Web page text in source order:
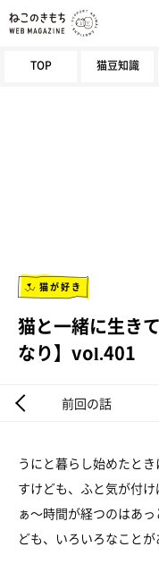
TOP 猫豆知識
猫が好き
猫と一緒に生き
なり】vol.401
前回の話
うにと暮らし始めたと
すけども、ふと気が付
ぁ～時間が経つのはあ
ども、いろいろなことが